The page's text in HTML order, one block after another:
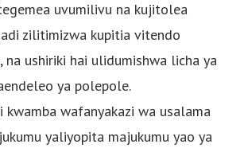
uvumilivu na kujitolea
zilitimizwa kupitia vitendo
na ushiriki hai ulidumishwa licha ya
ya polepole.
wafanyakazi wa usalama
yaliyopita majukumu yao ya